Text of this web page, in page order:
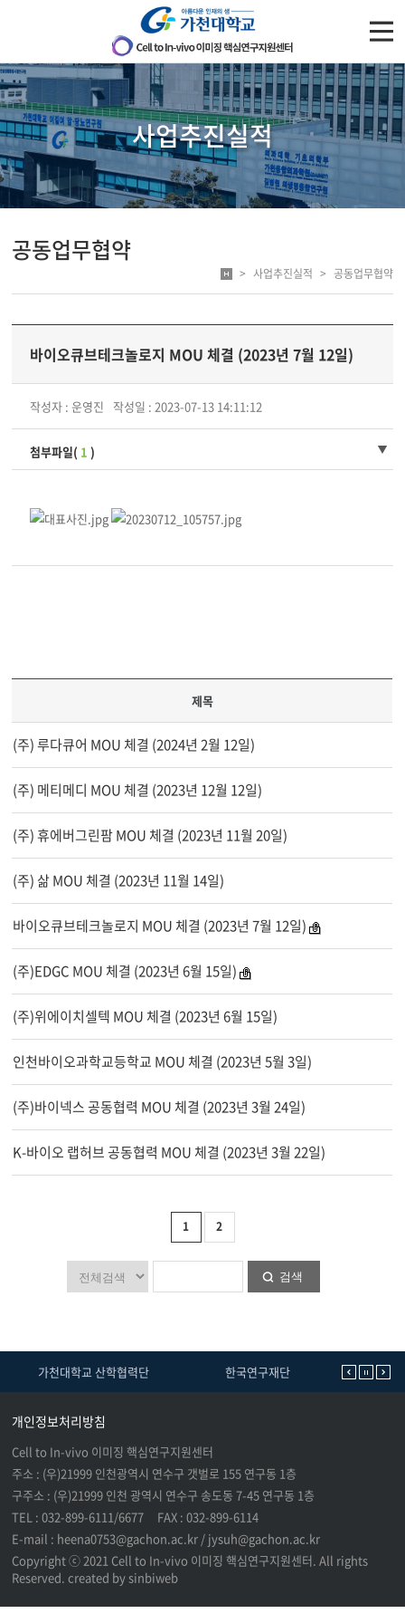
사업추진실적
공동업무협약
사업추진실적 공동업무협약
바이오큐브테크놀로지 MOU 체결 (2023년 7월 12일)
작성자 : 운영진 작성일 : 2023-07-13 14:11:12
첨부파일( 1 )
제목
(주) 루다큐어 MOU 체결 (2024년 2월 12일)
(주) 메티메디 MOU 체결 (2023년 12월 12일)
(주) 휴에버그린팜 MOU 체결 (2023년 11월 20일)
(주) 삶 MOU 체결 (2023년 11월 14일)
바이오큐브테크놀로지 MOU 체결 (2023년 7월 12일)
(주)EDGC MOU 체결 (2023년 6월 15일)
(주)위에이치셀텍 MOU 체결 (2023년 6월 15일)
인천바이오과학교등학교 MOU 체결 (2023년 5월 3일)
(주)바이넥스 공동협력 MOU 체결 (2023년 3월 24일)
K-바이오 랩허브 공동협력 MOU 체결 (2023년 3월 22일)
1 2
검색
가천대학교 산학협력단 한국연구재단
개인정보처리방침
Cell to In-vivo 이미징 핵심연구지원센터
주소 : (우)21999 인천광역시 연수구 갯벌로 155 연구동 1층
구주소 : (우)21999 인천 광역시 연수구 송도동 7-45 연구동 1층
TEL : 032-899-6111/6677
FAX : 032-899-6114
E-mail : heena0753@gachon.ac.kr / jysuh@gachon.ac.kr
Copyright ⓒ 2021 Cell to In-vivo 이미징 핵심연구지원센터. All rights
Reserved. created bysinbiweb